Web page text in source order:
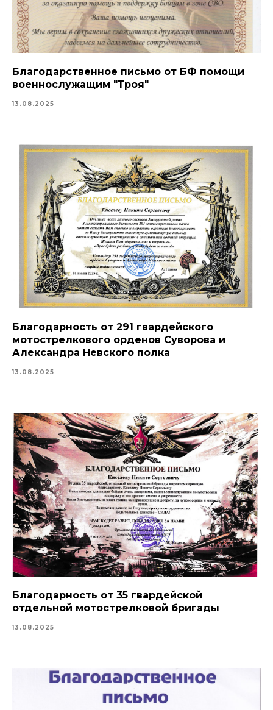
Благодарственное письмо от БФ помощи
военнослужащим "Троя"
13.08.2025
Благодарность от 291 гвардейского
мотострелкового орденов Суворова и
Александра Невского полка
13.08.2025
Благодарность от 35 гвардейской
отдельной мотострелковой бригады
13.08.2025